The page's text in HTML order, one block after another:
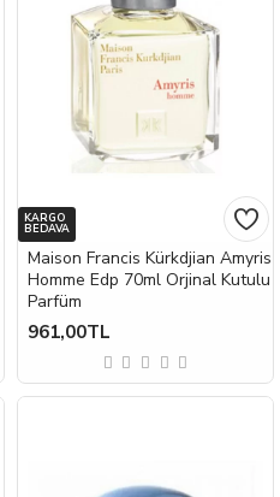
KARGO
BEDAVA
Maison Francis Kürkdjian Amyris
Homme Edp 70ml Orjinal Kutulu
Parfüm
961,00TL